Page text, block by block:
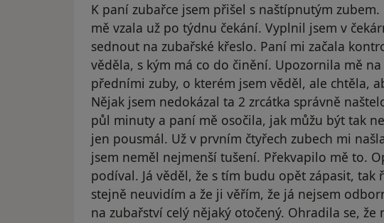
K paní zubařce jsem přišel s naštípnutým zubem.
mě vzala už po týdnu čekání. Vyplnil jsem v
sednout na zubařské křeslo. Paní mi začala
věděla, s kým má co do činění. Upozornila mě
předními zuby, o kterém jsem věděl, ale chtěla,
Nějak jsem nedokázal ta 2 zrcátka správně
půl minuty a paní mě osočila, jak můžu být tak
jen pousmál. Už v prvním čtyřech zubech mi
jsem neměl nejmenší tušení. Překvapilo mě to.
podíval. Já věděl, že s tím budu opět zápasit, tak
stejně neuvidím a že ji věřím, že já nejsem
na zubařství celý nějaký otočený. Ohradila se, že